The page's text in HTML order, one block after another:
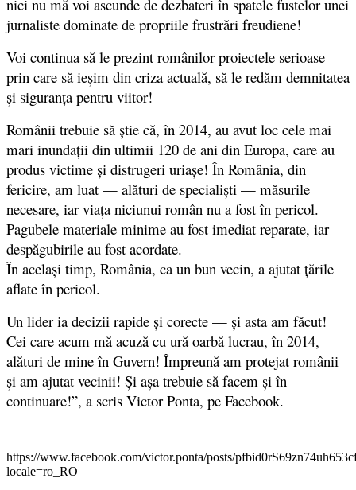
nici nu mă voi ascunde de dezbateri în spatele fustelor unei
jurnaliste dominate de propriile frustrări freudiene!
Voi continua să le prezint românilor proiectele serioase
prin care să ieșim din criza actuală, să le redăm demnitatea
și siguranța pentru viitor!
Românii trebuie să știe că, în 2014, au avut loc cele mai
mari inundații din ultimii 120 de ani din Europa, care au
produs victime și distrugeri uriașe! În România, din
fericire, am luat — alături de specialiști — măsurile
necesare, iar viața niciunui român nu a fost în pericol.
Pagubele materiale minime au fost imediat reparate, iar
despăgubirile au fost acordate.
În același timp, România, ca un bun vecin, a ajutat țările
aflate în pericol.
Un lider ia decizii rapide și corecte — și asta am făcut!
Cei care acum mă acuză cu ură oarbă lucrau, în 2014,
alături de mine în Guvern! Împreună am protejat românii
și am ajutat vecinii! Și așa trebuie să facem și în
continuare!”, a scris Victor Ponta, pe Facebook.
https://www.facebook.com/victor.ponta/posts/
locale=ro_RO